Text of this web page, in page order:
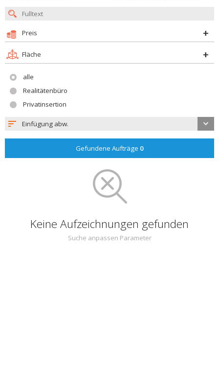
Preis
Fläche
alle
Realitätenbüro
Privatinsertion
Einfügung abw.
Gefundene Aufträge 0
Keine Aufzeichnungen gefunden
Suche anpassen Parameter